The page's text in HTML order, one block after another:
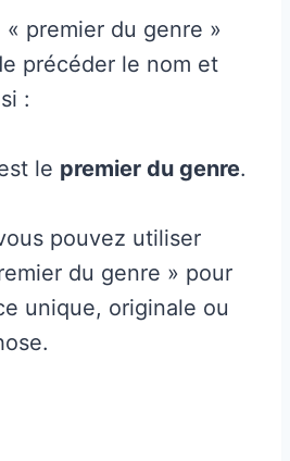
« premier du genre »
précéder le nom et
:
le premier du genre.
pouvez utiliser
du genre » pour
unique, originale ou